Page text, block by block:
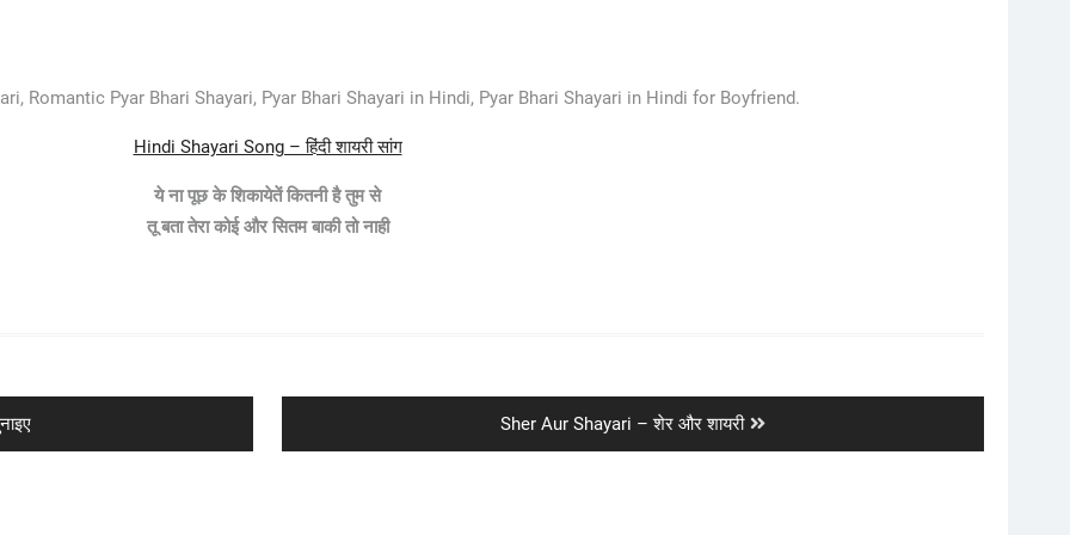
Romantic Pyar Bhari Shayari, Pyar Bhari Shayari in Hindi, Pyar Bhari Shayari in Hindi for Boyfriend.
Hindi Shayari Song – हिंदी शायरी सांग
ये ना पूछ के शिकायेतें कितनी है तुम से
तू बता तेरा कोई और सितम बाकी तो नाही
Next
post:
Sher Aur Shayari – शेर और शायरी